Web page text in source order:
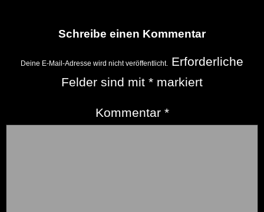
Schreibe einen Kommentar
Deine E-Mail-Adresse wird nicht veröffentlicht.
Erforderliche
Felder sind mit * markiert
Kommentar *